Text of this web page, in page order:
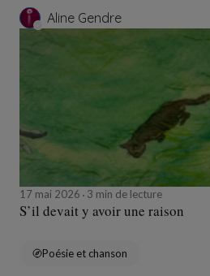
Aline Gendre
17 mai 2026 3 min de lecture
S’il devait y avoir une raison
Poésie et chanson